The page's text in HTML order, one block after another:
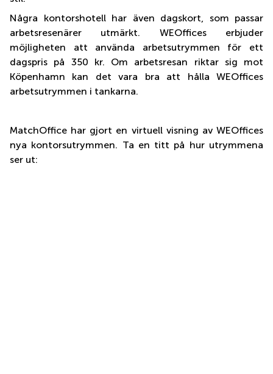
Några kontorshotell har även dagskort, som passar
arbetsresenärer utmärkt. WEOffices erbjuder
möjligheten att använda arbetsutrymmen för ett
dagspris på 350 kr. Om arbetsresan riktar sig mot
Köpenhamn kan det vara bra att hålla WEOffices
arbetsutrymmen i tankarna.
MatchOffice har gjort en virtuell visning av WEOffices
nya kontorsutrymmen. Ta en titt på hur utrymmena
ser ut: